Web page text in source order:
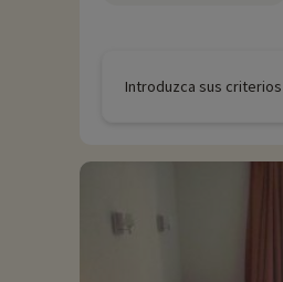
Introduzca sus